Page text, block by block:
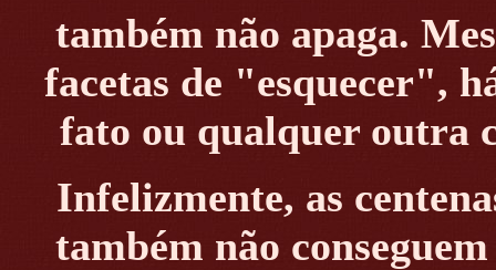
também não apaga.
facetas de "esquecer",
fato ou qualquer outra
Infelizmente, as
também não